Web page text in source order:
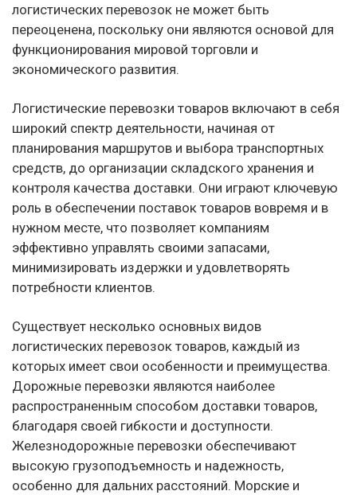
логистических перевозок не может быть
переоценена, поскольку они являются основой для
функционирования мировой торговли и
экономического развития.
Логистические перевозки товаров включают в себя
широкий спектр деятельности, начиная от
планирования маршрутов и выбора транспортных
средств, до организации складского хранения и
контроля качества доставки. Они играют ключевую
роль в обеспечении поставок товаров вовремя и в
нужном месте, что позволяет компаниям
эффективно управлять своими запасами,
минимизировать издержки и удовлетворять
потребности клиентов.
Существует несколько основных видов
логистических перевозок товаров, каждый из
которых имеет свои особенности и преимущества.
Дорожные перевозки являются наиболее
распространенным способом доставки товаров,
благодаря своей гибкости и доступности.
Железнодорожные перевозки обеспечивают
высокую грузоподъемность и надежность,
особенно для дальних расстояний. Морские и